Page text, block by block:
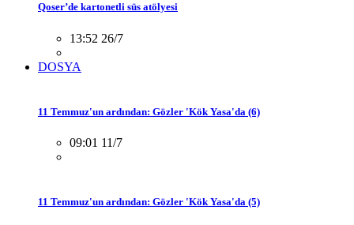
Qoser’de kartonetli süs atölyesi
13:52 26/7
DOSYA
11 Temmuz'un ardından: Gözler 'Kök Yasa'da (6)
09:01 11/7
11 Temmuz'un ardından: Gözler 'Kök Yasa'da (5)